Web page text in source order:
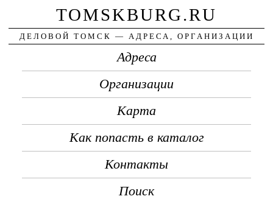
TOMSKBURG.RU
ДЕЛОВОЙ ТОМСК — АДРЕСА, ОРГАНИЗАЦИИ
Адреса
Организации
Карта
Как попасть в каталог
Контакты
Поиск